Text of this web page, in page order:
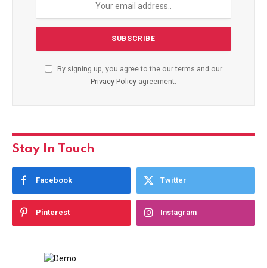
By signing up, you agree to the our terms and our
Privacy Policy agreement.
Stay In Touch
Facebook Twitter
Pinterest Instagram